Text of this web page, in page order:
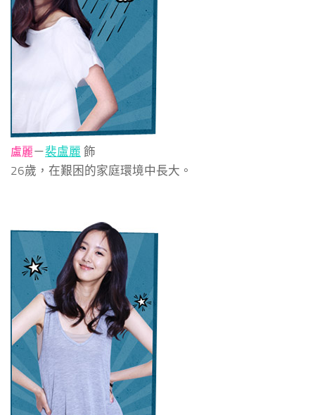
盧麗－裴盧麗 飾
26歲，在艱困的家庭環境中長大。